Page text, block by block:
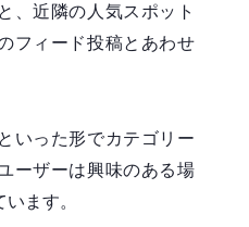
、近隣の人気スポット
フィード投稿とあわせ
いった形でカテゴリー
ーザーは興味のある場
ます。